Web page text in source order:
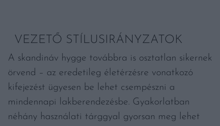
VEZETŐ STÍLUSIRÁNYZATOK
A skandináv hygge továbbra is osztatlan sikernek
örvend – az eredetileg életérzésre vonatkozó
kifejezést ügyesen be lehet csempészni a
mindennapi lakberendezésbe. Gyakorlatban
néhány használati tárggyal gyorsan meg lehet